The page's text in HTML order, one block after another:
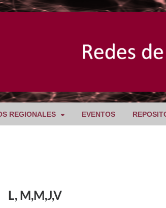
REGIONALES EVENTOS
L, M,M,J,V